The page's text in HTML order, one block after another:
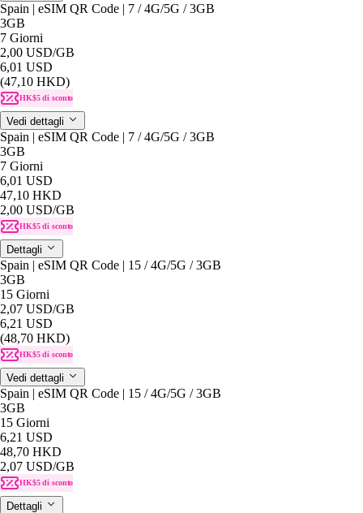
Spain | eSIM QR Code | 7 / 4G/5G / 3GB
3GB
7 Giorni
2,00 USD/GB
6,01 USD
(47,10 HKD)
HK$5 di sconto
Vedi dettagli
Spain | eSIM QR Code | 7 / 4G/5G / 3GB
3GB
7 Giorni
6,01 USD
47,10 HKD
2,00 USD/GB
HK$5 di sconto
Dettagli
Spain | eSIM QR Code | 15 / 4G/5G / 3GB
3GB
15 Giorni
2,07 USD/GB
6,21 USD
(48,70 HKD)
HK$5 di sconto
Vedi dettagli
Spain | eSIM QR Code | 15 / 4G/5G / 3GB
3GB
15 Giorni
6,21 USD
48,70 HKD
2,07 USD/GB
HK$5 di sconto
Dettagli